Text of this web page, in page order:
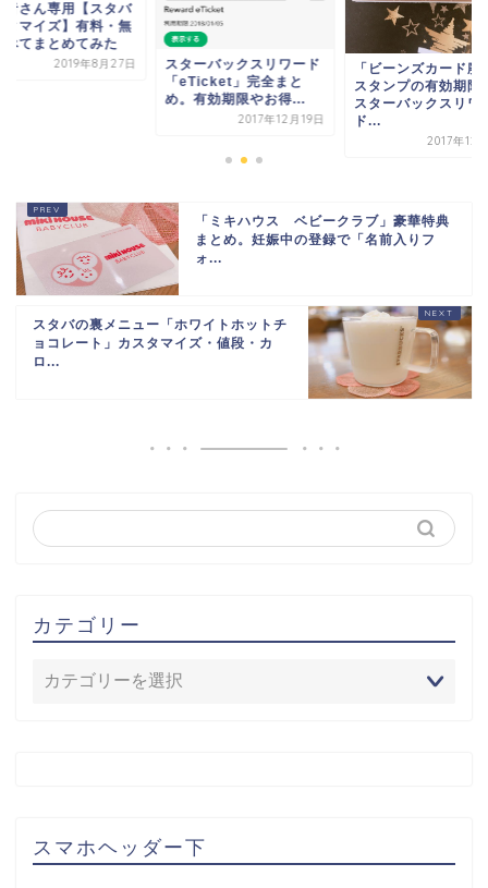
者さん専用【スタバ
タマイズ】有料・無
べてまとめてみた
2019年8月27日
スターバックスリワード
「eTicket」完全まと
め。有効期限やお得...
2017年12月19日
「ビーンズカード廃
スタンプの有効期限
スターバックスリワ
ド...
2017年12
「ミキハウス ベビークラブ」豪華特典
まとめ。妊娠中の登録で「名前入りフ
ォ...
スタバの裏メニュー「ホワイトホットチ
ョコレート」カスタマイズ・値段・カ
ロ...
カテゴリー
スマホヘッダー下